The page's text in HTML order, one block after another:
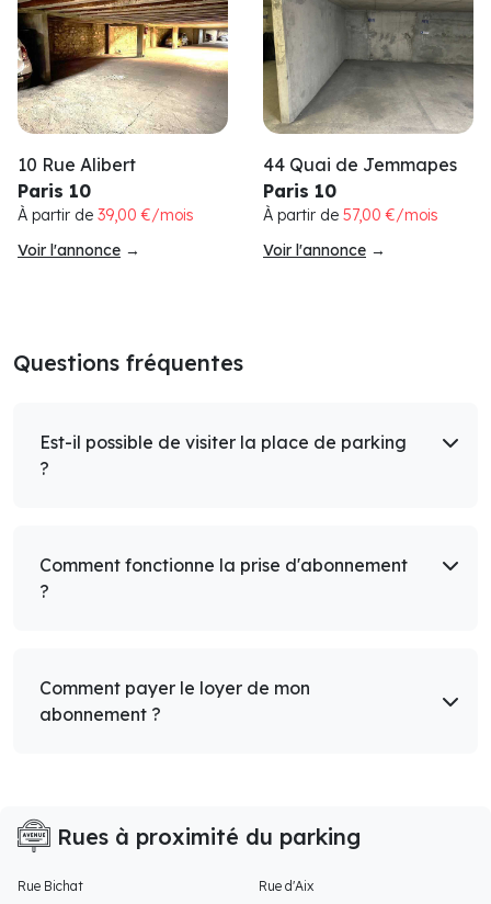
10 Rue Alibert
Paris 10
À partir de 39,00 €/mois
Voir l'annonce →
44 Quai de Jemmapes
Paris 10
À partir de 57,00 €/mois
Voir l'annonce →
Questions fréquentes
Est-il possible de visiter la place de parking
?
Comment fonctionne la prise d'abonnement
?
Comment payer le loyer de mon
abonnement ?
Rues à proximité du parking
Rue Bichat
Rue d'Aix